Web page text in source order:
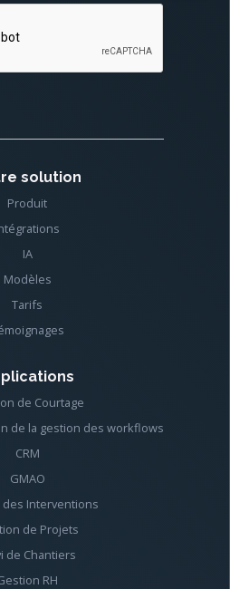
solution
Produit
IA
Modèles
Tarifs
de Courtage
de la gestion des workflows
CRM
GMAO
des Interventions
de Projets
de Chantiers
RH